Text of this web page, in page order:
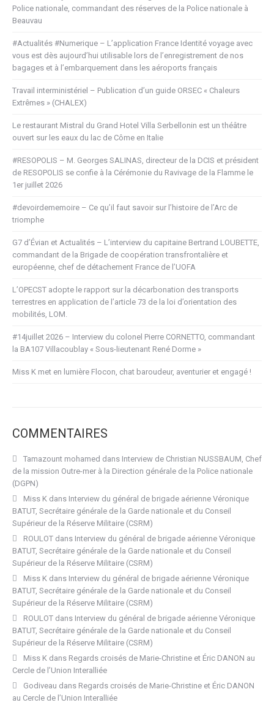
Police nationale, commandant des réserves de la Police nationale à
Beauvau
#Actualités #Numerique – L’application France Identité voyage avec
vous est dès aujourd’hui utilisable lors de l’enregistrement de nos
bagages et à l’embarquement dans les aéroports français
Travail interministériel – Publication d’un guide ORSEC « Chaleurs
Extrêmes » (CHALEX)
Le restaurant Mistral du Grand Hotel Villa Serbellonin est un théâtre
ouvert sur les eaux du lac de Côme en Italie
#RESOPOLIS – M. Georges SALINAS, directeur de la DCIS et président
de RESOPOLIS se confie à la Cérémonie du Ravivage de la Flamme le
1er juillet 2026
#devoirdememoire – Ce qu’il faut savoir sur l’histoire de l’Arc de
triomphe
G7 d’Évian et Actualités – L’interview du capitaine Bertrand LOUBETTE,
commandant de la Brigade de coopération transfrontalière et
européenne, chef de détachement France de l’UOFA
L’OPECST adopte le rapport sur la décarbonation des transports
terrestres en application de l’article 73 de la loi d’orientation des
mobilités, LOM.
#14juillet 2026 – Interview du colonel Pierre CORNETTO, commandant
la BA107 Villacoublay « Sous-lieutenant René Dorme »
Miss K met en lumière Flocon, chat baroudeur, aventurier et engagé !
COMMENTAIRES
Tamazount mohamed dans Interview de Christian NUSSBAUM, Chef
de la mission Outre-mer à la Direction générale de la Police nationale
(DGPN)
Miss K dans Interview du général de brigade aérienne Véronique
BATUT, Secrétaire générale de la Garde nationale et du Conseil
Supérieur de la Réserve Militaire (CSRM)
ROULOT dans Interview du général de brigade aérienne Véronique
BATUT, Secrétaire générale de la Garde nationale et du Conseil
Supérieur de la Réserve Militaire (CSRM)
Miss K dans Interview du général de brigade aérienne Véronique
BATUT, Secrétaire générale de la Garde nationale et du Conseil
Supérieur de la Réserve Militaire (CSRM)
ROULOT dans Interview du général de brigade aérienne Véronique
BATUT, Secrétaire générale de la Garde nationale et du Conseil
Supérieur de la Réserve Militaire (CSRM)
Miss K dans Regards croisés de Marie-Christine et Éric DANON au
Cercle de l’Union Interalliée
Godiveau dans Regards croisés de Marie-Christine et Éric DANON
au Cercle de l’Union Interalliée